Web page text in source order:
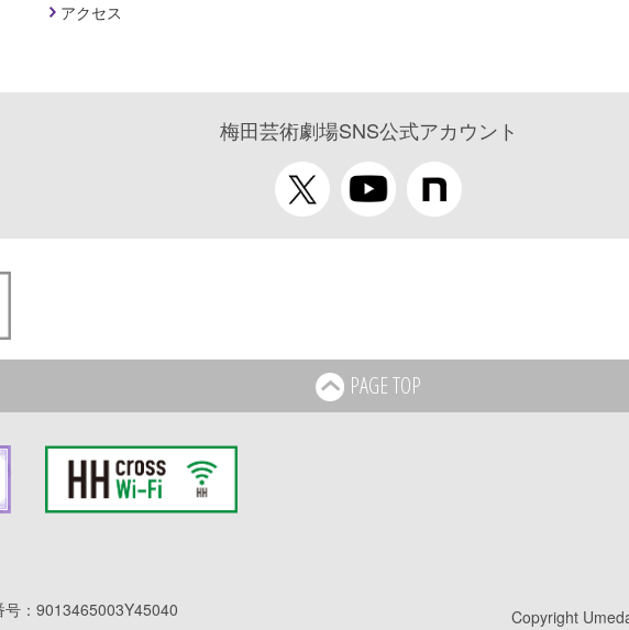
アクセス
梅田芸術劇場SNS公式アカウント
PAGE TOP
：9013465003Y45040 Copyright